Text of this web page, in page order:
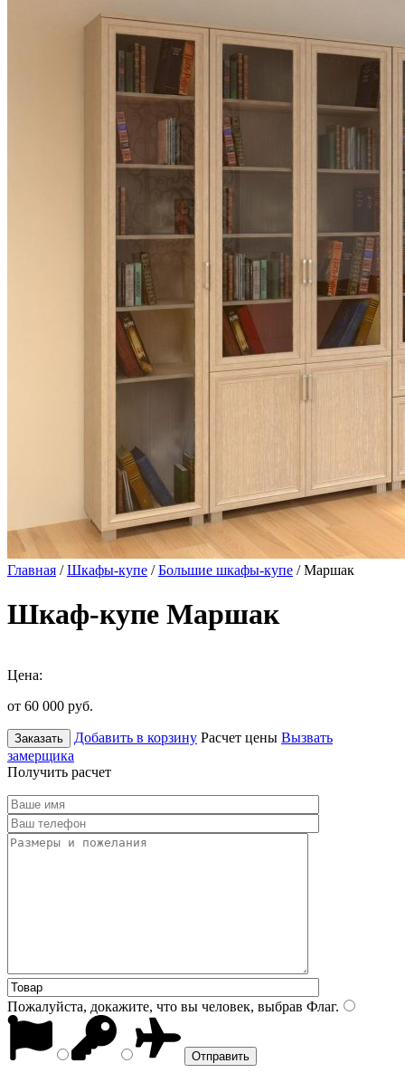
Главная /Шкафы-купе /Большие шкафы-купе / Маршак
Шкаф-купе Маршак
Цена:
от 60 000 руб.
Заказать Добавить в корзину Расчет цены Вызвать
замерщика
Получить расчет
Пожалуйста, докажите, что вы человек, выбрав Флаг.